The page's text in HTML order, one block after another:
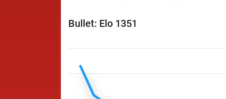
Bullet: Elo 1351